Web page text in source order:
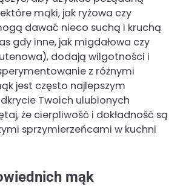
mąki, jak ryżowa czy
dawać nieco suchą i kruchą
gdy inne, jak migdałowa czy
dodają wilgotności i
z różnymi
jest często najlepszym
Twoich ulubionych
że cierpliwość i dokładność są
sprzymierzeńcami w kuchni
mąk